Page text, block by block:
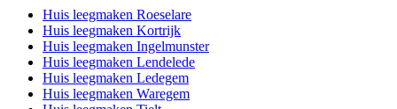
Huis leegmaken Roeselare
Huis leegmaken Kortrijk
Huis leegmaken Ingelmunster
Huis leegmaken Lendelede
Huis leegmaken Ledegem
Huis leegmaken Waregem